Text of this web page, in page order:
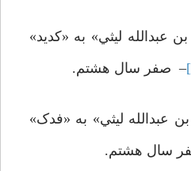
ليثي» به «کديد»
– صفر سال هشتم.
عبدالله ليثي» به «فدک»
سال هشتم.